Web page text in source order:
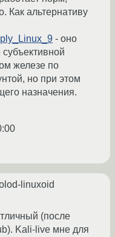
Как альтернативу
- оно
железе по
но при этом
назначения.
linuxoid
(после
Kali-live мне для